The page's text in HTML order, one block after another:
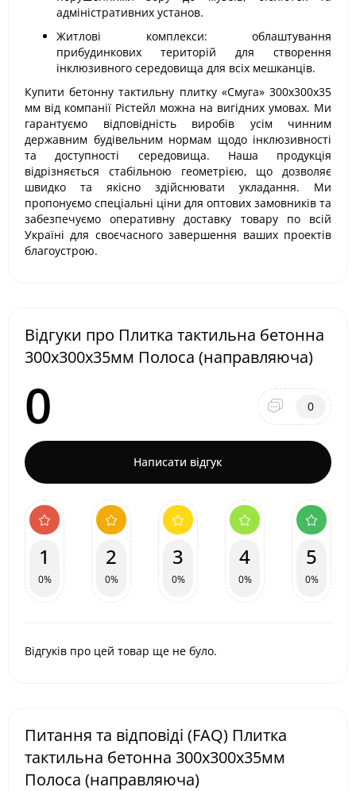
адміністративних установ.
Житлові комплекси: облаштування
прибудинкових територій для створення
інклюзивного середовища для всіх мешканців.
Купити бетонну тактильну плитку «Смуга» 300х300х35
мм від компанії Рістейл можна на вигідних умовах. Ми
гарантуємо відповідність виробів усім чинним
державним будівельним нормам щодо інклюзивності
та доступності середовища. Наша продукція
відрізняється стабільною геометрією, що дозволяє
швидко та якісно здійснювати укладання. Ми
пропонуємо спеціальні ціни для оптових замовників та
забезпечуємо оперативну доставку товару по всій
Україні для своєчасного завершення ваших проектів
благоустрою.
Відгуки про Плитка тактильна бетонна
300х300х35мм Полоса (направляюча)
0 0
Написати відгук
1
0%
2
0%
3
0%
4
0%
5
0%
Відгуків про цей товар ще не було.
Питання та відповіді (FAQ) Плитка
тактильна бетонна 300х300х35мм
Полоса (направляюча)